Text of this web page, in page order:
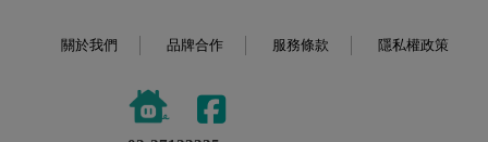
關於我們 品牌合作 服務條款 隱私權政策